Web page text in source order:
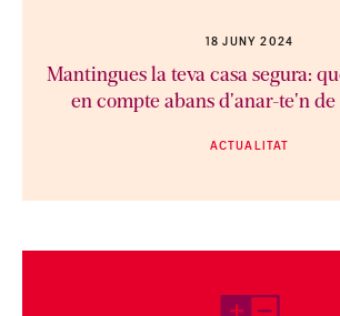
18 JUNY 2024
Mantingues la teva casa segura:
en compte abans d'anar-te'n de
ACTUALITAT